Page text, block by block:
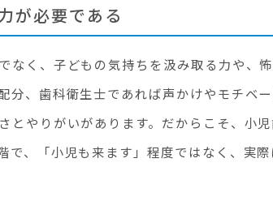
が必要である
なく、子どもの気持ちを汲み取る力や、
分、歯科衛生士であれば声かけやモチベ
とやりがいがあります。だからこそ、小
で、「小児も来ます」程度ではなく、実